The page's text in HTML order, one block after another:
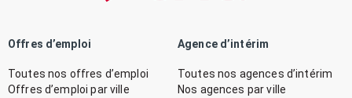
Offres d’emploi
Toutes nos offres d’emploi
Offres d’emploi par ville
Agence d’intérim
Toutes nos agences d’intérim
Nos agences par ville